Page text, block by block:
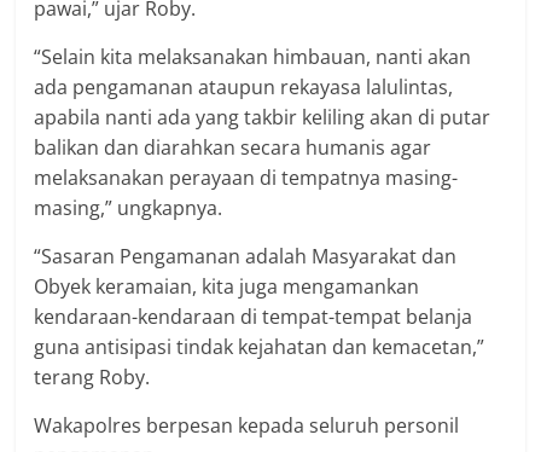
pawai,” ujar Roby.
“Selain kita melaksanakan himbauan, nanti akan
ada pengamanan ataupun rekayasa lalulintas,
apabila nanti ada yang takbir keliling akan di putar
balikan dan diarahkan secara humanis agar
melaksanakan perayaan di tempatnya masing-
masing,” ungkapnya.
“Sasaran Pengamanan adalah Masyarakat dan
Obyek keramaian, kita juga mengamankan
kendaraan-kendaraan di tempat-tempat belanja
guna antisipasi tindak kejahatan dan kemacetan,”
terang Roby.
Wakapolres berpesan kepada seluruh personil